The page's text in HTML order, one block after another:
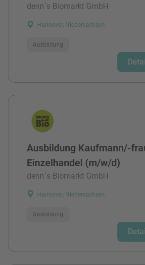
denn`s Biomarkt GmbH
Hannover, Niedersachsen
Ausbildung
Ausbildung Kaufmann/-
Einzelhandel (m/w/d)
denn`s Biomarkt GmbH
Hannover, Niedersachsen
Ausbildung